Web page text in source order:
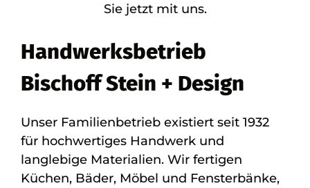
Sie jetzt mit uns.
Handwerksbetrieb
Bischoff Stein + Design
Unser Familienbetrieb existiert seit 1932
für hochwertiges Handwerk und
langlebige Materialien. Wir fertigen
Küchen, Bäder, Möbel und Fensterbänke,